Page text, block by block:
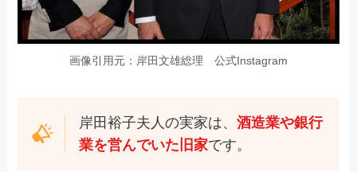
画像引用元：岸田文雄総理 公式Instagram
岸田裕子夫人の実家は、 酒造業や銀行
業を営んでいた旧家です。